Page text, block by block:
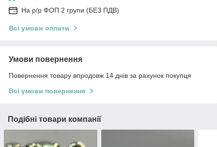
На р/р ФОП 2 групи (БЕЗ ПДВ)
Всі умови оплати
Умови повернення
Повернення товару впродовж 14 днів за рахунок покупця
Всі умови повернення
Подібні товари компанії